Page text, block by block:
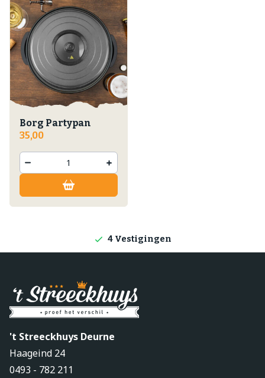
Borg Partypan
35,00
Lokale producten
4 Vestigingen
't Streeckhuys Deurne
Haageind 24
0493 - 782 211